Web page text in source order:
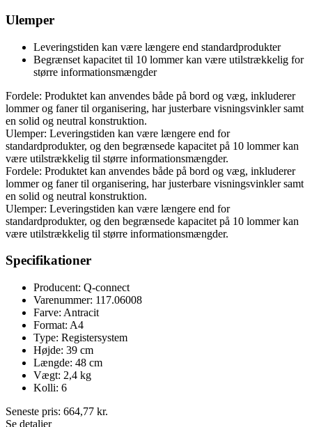
Ulemper
Leveringstiden kan være længere end standardprodukter
Begrænset kapacitet til 10 lommer kan være utilstrækkelig for
større informationsmængder
Fordele: Produktet kan anvendes både på bord og væg, inkluderer
lommer og faner til organisering, har justerbare visningsvinkler samt
en solid og neutral konstruktion.
Ulemper: Leveringstiden kan være længere end for
standardprodukter, og den begrænsede kapacitet på 10 lommer kan
være utilstrækkelig til større informationsmængder.
Fordele: Produktet kan anvendes både på bord og væg, inkluderer
lommer og faner til organisering, har justerbare visningsvinkler samt
en solid og neutral konstruktion.
Ulemper: Leveringstiden kan være længere end for
standardprodukter, og den begrænsede kapacitet på 10 lommer kan
være utilstrækkelig til større informationsmængder.
Specifikationer
Producent: Q-connect
Varenummer: 117.06008
Farve: Antracit
Format: A4
Type: Registersystem
Højde: 39 cm
Længde: 48 cm
Vægt: 2,4 kg
Kolli: 6
Seneste pris: 664,77 kr.
Se detaljer